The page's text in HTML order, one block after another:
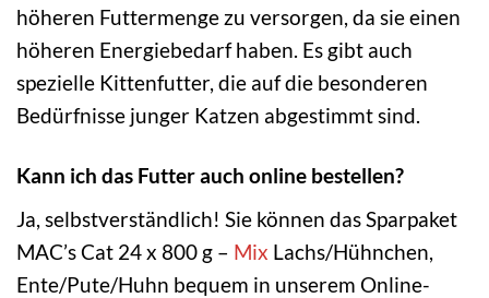
höheren Futtermenge zu versorgen, da sie einen
höheren Energiebedarf haben. Es gibt auch
spezielle Kittenfutter, die auf die besonderen
Bedürfnisse junger Katzen abgestimmt sind.
Kann ich das Futter auch online bestellen?
Ja, selbstverständlich! Sie können das Sparpaket
MAC’s Cat 24 x 800 g – Mix Lachs/Hühnchen,
Ente/Pute/Huhn bequem in unserem Online-